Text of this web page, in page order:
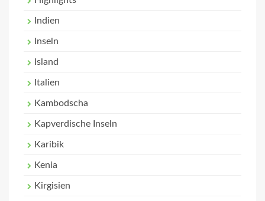
Indien
Inseln
Island
Italien
Kambodscha
Kapverdische Inseln
Karibik
Kenia
Kirgisien